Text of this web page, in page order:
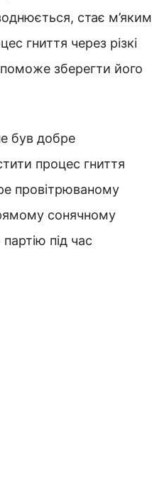
стає м’яким
гниття через різкі
зберегти його
був добре
процес гниття
провітрюваному
сонячному
під час